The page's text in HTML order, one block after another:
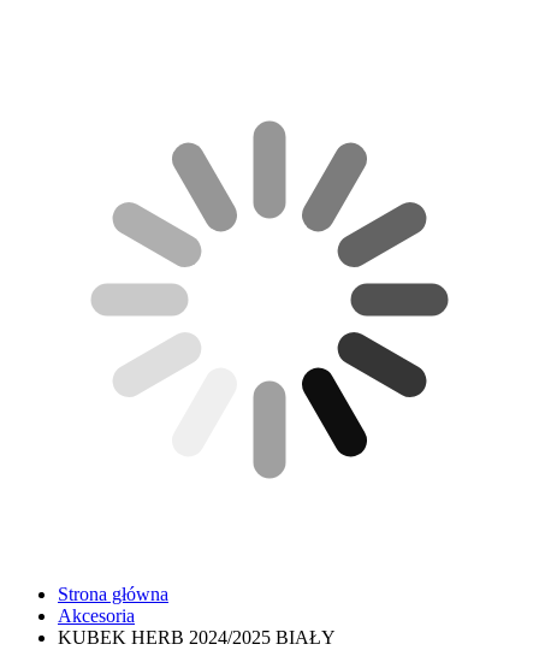
Strona główna
Akcesoria
KUBEK HERB 2024/2025 BIAŁY